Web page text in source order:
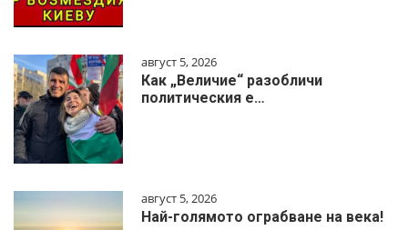
август 5, 2026
Как „Величие“ разобличи
политическия е…
август 5, 2026
Най-голямото ограбване на века!